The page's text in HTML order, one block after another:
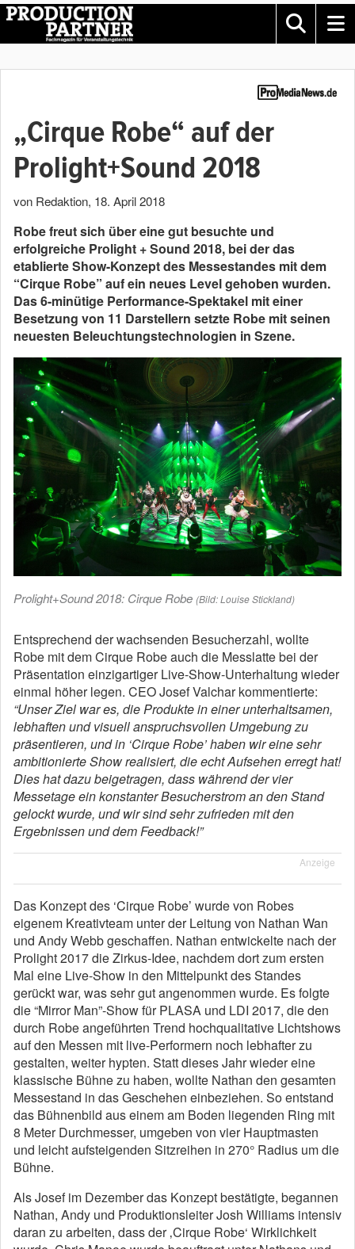
„Cirque Robe“ auf der
Prolight+Sound 2018
von Redaktion, 18. April 2018
Robe freut sich über eine gut besuchte und
erfolgreiche Prolight + Sound 2018, bei der das
etablierte Show-Konzept des Messestandes mit dem
“Cirque Robe” auf ein neues Level gehoben wurden.
Das 6-minütige Performance-Spektakel mit einer
Besetzung von 11 Darstellern setzte Robe mit seinen
neuesten Beleuchtungstechnologien in Szene.
Prolight+Sound 2018: Cirque Robe (Bild: Louise Stickland)
Entsprechend der wachsenden Besucherzahl, wollte
Robe mit dem Cirque Robe auch die Messlatte bei der
Präsentation einzigartiger Live-Show-Unterhaltung wieder
einmal höher legen. CEO Josef Valchar kommentierte:
“Unser Ziel war es, die Produkte in einer unterhaltsamen,
lebhaften und visuell anspruchsvollen Umgebung zu
präsentieren, und in ‘Cirque Robe’ haben wir eine sehr
ambitionierte Show realisiert, die echt Aufsehen erregt hat!
Dies hat dazu beigetragen, dass während der vier
Messetage ein konstanter Besucherstrom an den Stand
gelockt wurde, und wir sind sehr zufrieden mit den
Ergebnissen und dem Feedback!”
Anzeige
Das Konzept des ‘Cirque Robe’ wurde von Robes
eigenem Kreativteam unter der Leitung von Nathan Wan
und Andy Webb geschaffen. Nathan entwickelte nach der
Prolight 2017 die Zirkus-Idee, nachdem dort zum ersten
Mal eine Live-Show in den Mittelpunkt des Standes
gerückt war, was sehr gut angenommen wurde. Es folgte
die “Mirror Man”-Show für PLASA und LDI 2017, die den
durch Robe angeführten Trend hochqualitative Lichtshows
auf den Messen mit live-Performern noch lebhafter zu
gestalten, weiter hypten. Statt dieses Jahr wieder eine
klassische Bühne zu haben, wollte Nathan den gesamten
Messestand in das Geschehen einbeziehen. So entstand
das Bühnenbild aus einem am Boden liegenden Ring mit
8 Meter Durchmesser, umgeben von vier Hauptmasten
und leicht aufsteigenden Sitzreihen in 270° Radius um die
Bühne.
Als Josef im Dezember das Konzept bestätigte, begannen
Nathan, Andy und Produktionsleiter Josh Williams intensiv
daran zu arbeiten, dass der ‚Cirque Robe‘ Wirklichkeit